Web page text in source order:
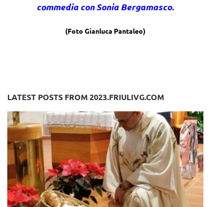
commedia con Sonia Bergamasco.
(Foto Gianluca Pantaleo)
LATEST POSTS FROM 2023.FRIULIVG.COM